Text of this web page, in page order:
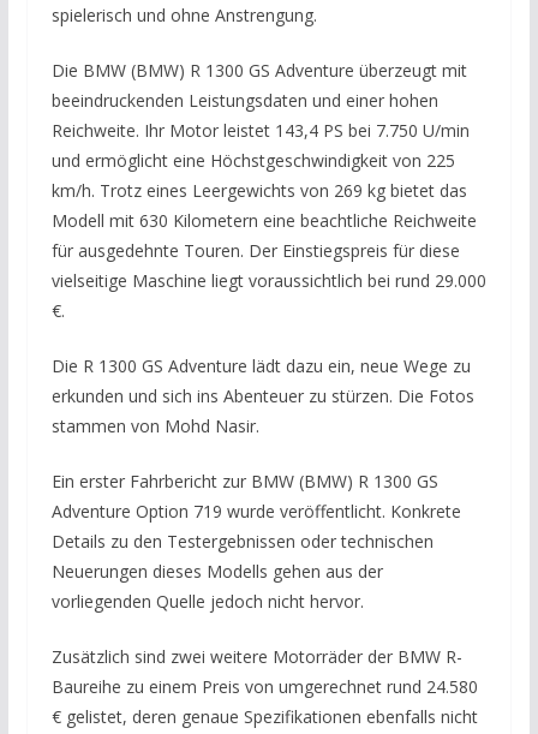
spielerisch und ohne Anstrengung.
Die BMW (BMW) R 1300 GS Adventure überzeugt mit
beeindruckenden Leistungsdaten und einer hohen
Reichweite. Ihr Motor leistet 143,4 PS bei 7.750 U/min
und ermöglicht eine Höchstgeschwindigkeit von 225
km/h. Trotz eines Leergewichts von 269 kg bietet das
Modell mit 630 Kilometern eine beachtliche Reichweite
für ausgedehnte Touren. Der Einstiegspreis für diese
vielseitige Maschine liegt voraussichtlich bei rund 29.000
€.
Die R 1300 GS Adventure lädt dazu ein, neue Wege zu
erkunden und sich ins Abenteuer zu stürzen. Die Fotos
stammen von Mohd Nasir.
Ein erster Fahrbericht zur BMW (BMW) R 1300 GS
Adventure Option 719 wurde veröffentlicht. Konkrete
Details zu den Testergebnissen oder technischen
Neuerungen dieses Modells gehen aus der
vorliegenden Quelle jedoch nicht hervor.
Zusätzlich sind zwei weitere Motorräder der BMW R-
Baureihe zu einem Preis von umgerechnet rund 24.580
€ gelistet, deren genaue Spezifikationen ebenfalls nicht